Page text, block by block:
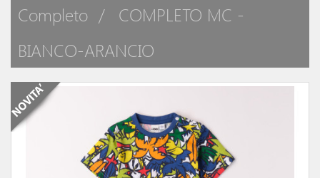
Completo
COMPLETO MC -
BIANCO-ARANCIO